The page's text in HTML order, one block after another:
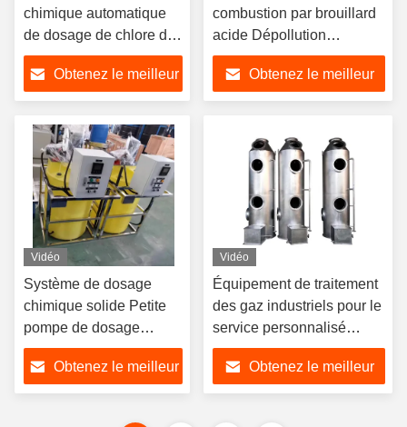
chimique automatique
de dosage de chlore de
l'alcali pH
Obtenez le meilleur
combustion par brouillard
acide Dépollution
chimique de l'air Soufre
Laveuse à pulvérisation
Obtenez le meilleur
Vidéo
Système de dosage
chimique solide Petite
pompe de dosage
chimique automatique
Obtenez le meilleur
Vidéo
Équipement de traitement
des gaz industriels pour le
service personnalisé
HCL/NH3/HF/H2SO4/NAOH
Obtenez le meilleur